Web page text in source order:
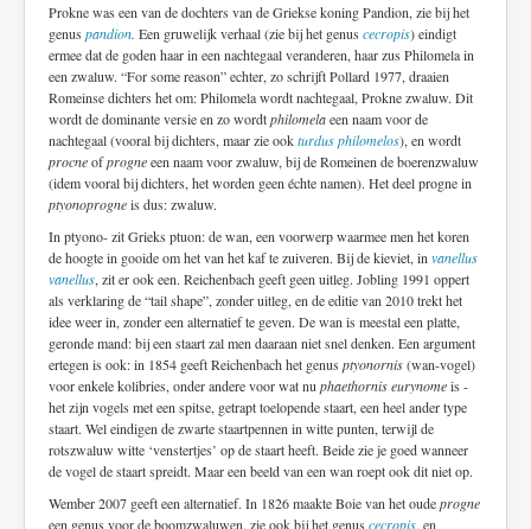
Prokne was een van de dochters van de Griekse koning Pandion, zie bij het
genus pandion. Een gruwelijk verhaal (zie bij het genus cecropis) eindigt
ermee dat de goden haar in een nachtegaal veranderen, haar zus Philomela in
een zwaluw. “For some reason” echter, zo schrijft Pollard 1977, draaien
Romeinse dichters het om: Philomela wordt nachtegaal, Prokne zwaluw. Dit
wordt de dominante versie en zo wordtphilomelaeen naam voor de
nachtegaal (vooral bij dichters, maar zie ookturdus philomelos), en wordt
procneofprogneeen naam voor zwaluw, bij de Romeinen de boerenzwaluw
(idem vooral bij dichters, het worden geen échte namen). Het deel progne in
ptyonoprogneis dus: zwaluw.
In ptyono- zit Grieks ptuon: de wan, een voorwerp waarmee men het koren
de hoogte in gooide om het van het kaf te zuiveren. Bij de kieviet, in vanellus
vanellus, zit er ook een. Reichenbach geeft geen uitleg. Jobling 1991 oppert
als verklaring de “tail shape”, zonder uitleg, en de editie van 2010 trekt het
idee weer in, zonder een alternatief te geven. De wan is meestal een platte,
geronde mand: bij een staart zal men daaraan niet snel denken. Een argument
ertegen is ook: in 1854 geeft Reichenbach het genus ptyonornis(wan-vogel)
voor enkele kolibries, onder andere voor wat nu phaethornis eurynomeis -
het zijn vogels met een spitse, getrapt toelopende staart, een heel ander type
staart. Wel eindigen de zwarte staartpennen in witte punten, terwijl de
rotszwaluw witte ‘venstertjes’ op de staart heeft. Beide zie je goed wanneer
de vogel de staart spreidt. Maar een beeld van een wan roept ook dit niet op.
Wember 2007 geeft een alternatief. In 1826 maakte Boie van het oudeprogne
een genus voor de boomzwaluwen, zie ook bij het genus cecropis, en